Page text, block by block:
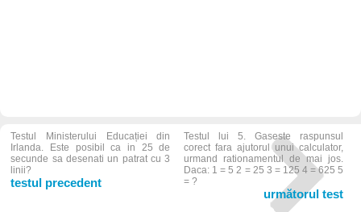
Testul Ministerului Educației din
Irlanda. Este posibil ca in 25 de
secunde sa desenati un patrat cu 3
linii?
testul precedent
Testul lui 5. Gaseste raspunsul
corect fara ajutorul unui calculator,
urmand rationamentul de mai jos.
Daca: 1 = 5 2 = 25 3 = 125 4 = 625 5
= ?
următorul test